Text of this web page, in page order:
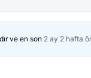
ve en son 2 ay 2 hafta